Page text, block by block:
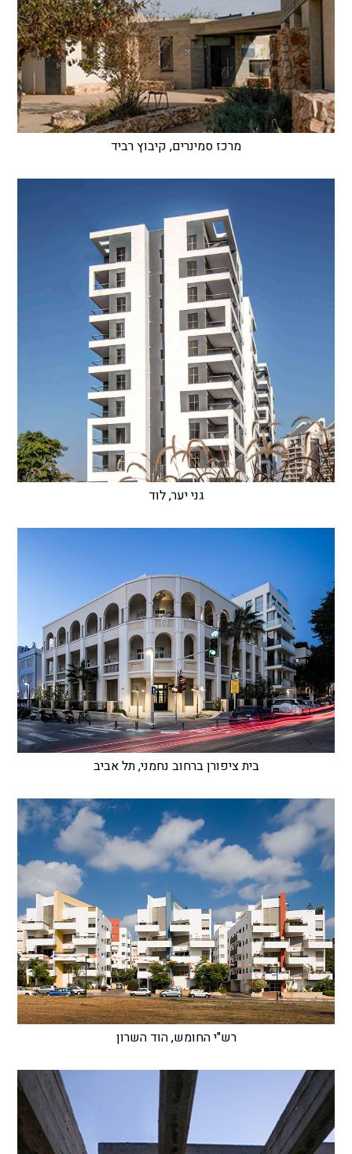
מרכז סמינרים, קיבוץ רביד
גני יער, לוד
בית ציפורן ברחוב נחמני, תל אביב
רש"י החומש, הוד השרון